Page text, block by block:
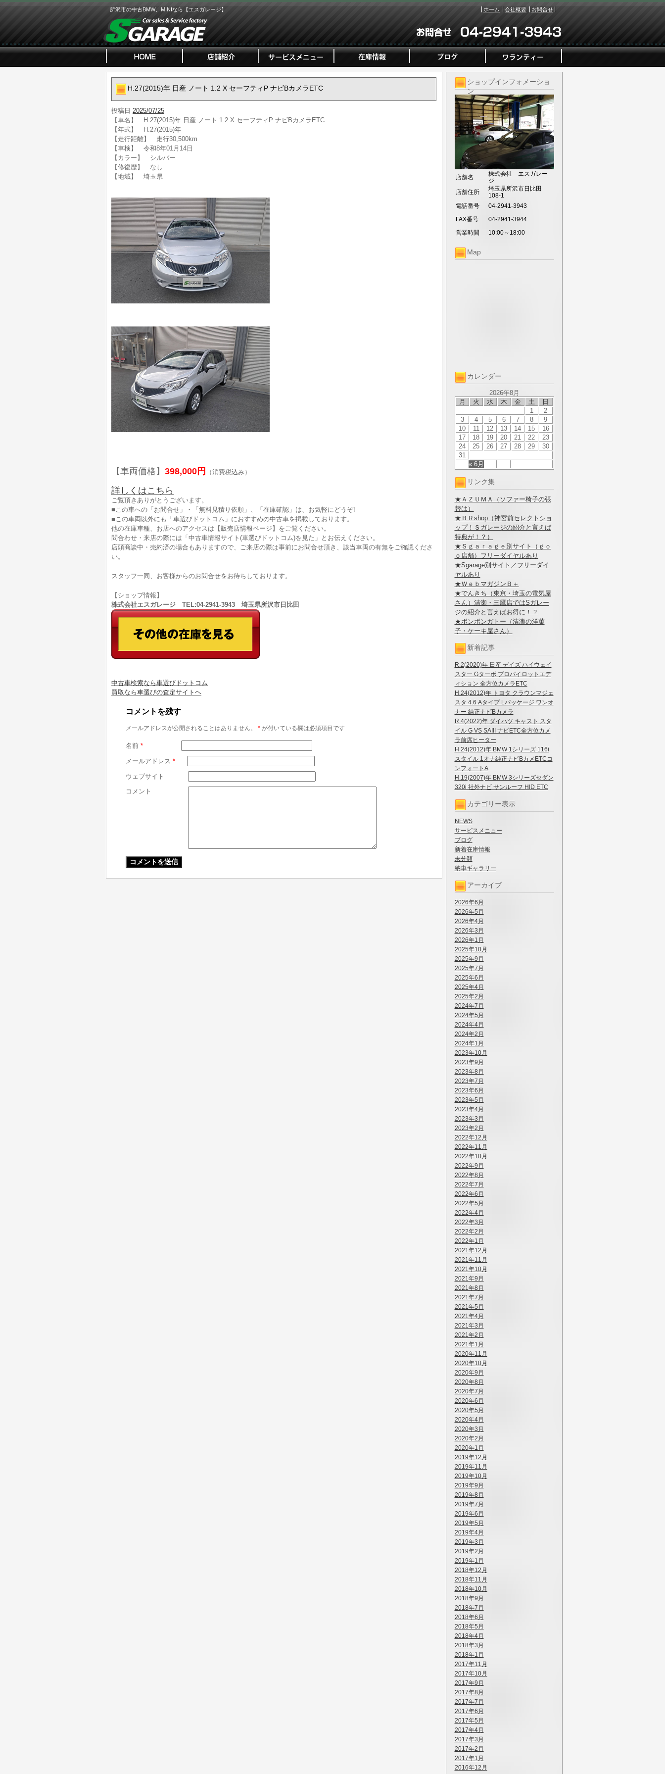
所沢市の中古BMW、MINIなら【エスガレージ】 ホーム 会社概要 お問合せ
ショップインフォメーショ
ン
店舗名
株式会社 エスガレー
ジ
店舗住所
埼玉県所沢市日比田
108-1
電話番号
04-2941-3943
FAX番号
04-2941-3944
営業時間
10:00～18:00
Map
カレンダー
2026年8月
月
火 水 木 金 土 日
« 6月
1
2
3
4 5 6 7 8
9
10
11 12 13 14 15
16
17
18 19 20 21 22
23
24
25 26 27 28 29
30
31
リンク集
★ＡＺＵＭＡ（ソファー椅子の張
替は）
★ＢＲshop（神宮前セレクトショ
ップ！Ｓガレージの紹介と言えば
特典が！？）
★Ｓｇａｒａｇｅ別サイト（ｇｏ
ｏ店舗）フリーダイヤルあり
★Sgarage別サイト／フリーダイ
ヤルあり
★ＷｅｂマガジンＢ＋
★でんきち（東京・埼玉の電気屋
さん）清瀬・三鷹店ではSガレー
ジの紹介と言えばお得に！？
★ボンボンガトー（清瀬の洋菓
子・ケーキ屋さん）
新着記事
R.2(2020)年 日産 デイズ ハイウェイ
スター Gターボ プロパイロットエデ
ィション 全方位カメラETC
H.24(2012)年 トヨタ クラウンマジェ
スタ 4.6 Aタイプ Lパッケージ ワンオ
ナー 純正ナビBカメラ
R.4(2022)年 ダイハツ キャスト スタ
イル G VS SAIII ナビETC全方位カメ
ラ前席ヒーター
H.24(2012)年 BMW 1シリーズ 116i
スタイル 1オナ純正ナビBカメETCコ
ンフォートA
H.19(2007)年 BMW 3シリーズセダン
320i 社外ナビ サンルーフ HID ETC
カテゴリー表示
NEWS
サービスメニュー
ブログ
新着在庫情報
未分類
納車ギャラリー
アーカイブ
2026年6月
2026年5月
2026年4月
2026年3月
2026年1月
2025年10月
2025年9月
2025年7月
2025年6月
2025年4月
2025年2月
2024年7月
2024年5月
2024年4月
2024年2月
2024年1月
2023年10月
2023年9月
2023年8月
2023年7月
2023年6月
2023年5月
2023年4月
2023年3月
2023年2月
2022年12月
2022年11月
2022年10月
2022年9月
2022年8月
2022年7月
2022年6月
2022年5月
2022年4月
2022年3月
2022年2月
2022年1月
2021年12月
2021年11月
2021年10月
2021年9月
2021年8月
2021年7月
2021年5月
2021年4月
2021年3月
2021年2月
2021年1月
2020年11月
2020年10月
2020年9月
2020年8月
2020年7月
2020年6月
2020年5月
2020年4月
2020年3月
2020年2月
2020年1月
2019年12月
2019年11月
2019年10月
2019年9月
2019年8月
2019年7月
2019年6月
2019年5月
2019年4月
2019年3月
2019年2月
2019年1月
2018年12月
2018年11月
2018年10月
2018年9月
2018年7月
2018年6月
2018年5月
2018年4月
2018年3月
2018年1月
2017年11月
2017年10月
2017年9月
2017年8月
2017年7月
2017年6月
2017年5月
2017年4月
2017年3月
2017年2月
2017年1月
2016年12月
H.27(2015)年 日産 ノート 1.2 X セーフティP ナビBカメラETC
投稿日 2025/07/25
【車名】 H.27(2015)年 日産 ノート 1.2 X セーフティP ナビBカメラETC
【年式】 H.27(2015)年
【走行距離】 走行30,500km
【車検】 令和8年01月14日
【カラー】 シルバー
【修復歴】 なし
【地域】 埼玉県
【車両価格】 398,000円 （消費税込み）
詳しくはこちら
ご覧頂きありがとうございます。
■この車への「お問合せ」・「無料見積り依頼」、「在庫確認」は、お気軽にどうぞ!
■この車両以外にも「車選びドットコム」におすすめの中古車を掲載しております。
他の在庫車種、お店へのアクセスは【販売店情報ページ】をご覧ください。
問合わせ・来店の際には「中古車情報サイト(車選びドットコム)を見た」とお伝えください。
店頭商談中・売約済の場合もありますので、ご来店の際は事前にお問合せ頂き、該当車両の有無をご確認くださ
い。
スタッフ一同、お客様からのお問合せをお待ちしております。
【ショップ情報】
株式会社エスガレージ TEL:04-2941-3943 埼玉県所沢市日比田
中古車検索なら車選びドットコム
買取なら車選びの査定サイトヘ
コメントを残す
メールアドレスが公開されることはありません。 * が付いている欄は必須項目です
名前 *
メールアドレス *
ウェブサイト
コメント